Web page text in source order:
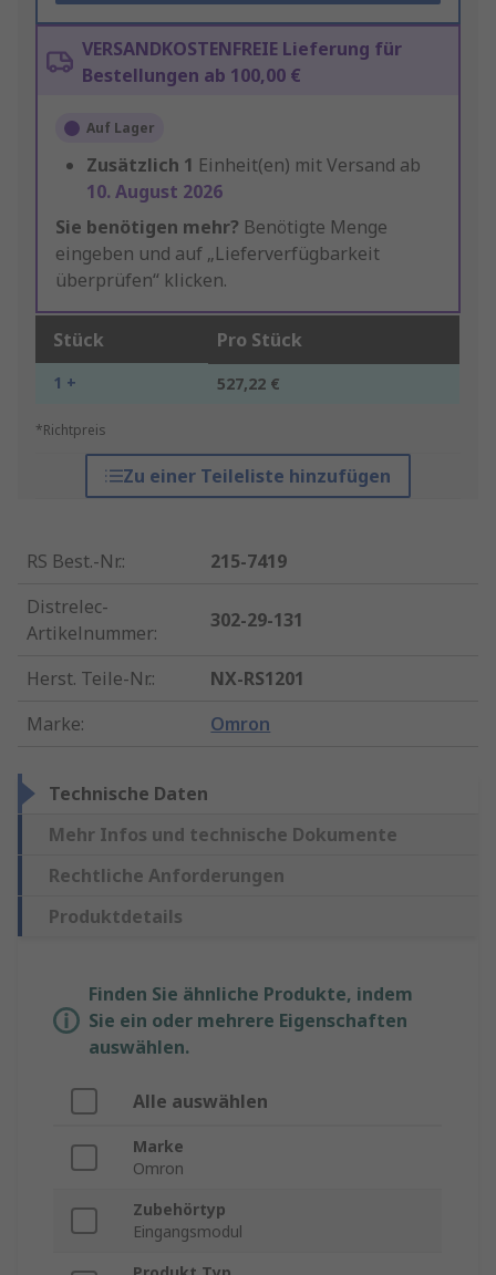
VERSANDKOSTENFREIE Lieferung für
Bestellungen ab 100,00 €
Auf Lager
Zusätzlich 1 Einheit(en) mit Versand ab
10. August 2026
Sie benötigen mehr? Benötigte Menge
eingeben und auf „Lieferverfügbarkeit
überprüfen“ klicken.
Stück Pro Stück
1 + 527,22 €
*Richtpreis
Zu einer Teileliste hinzufügen
RS Best.-Nr.:
215-7419
Distrelec-
Artikelnummer:
302-29-131
Herst. Teile-Nr.:
NX-RS1201
Marke: Omron
Technische Daten
Mehr Infos und technische Dokumente
Rechtliche Anforderungen
Produktdetails
Finden Sie ähnliche Produkte, indem
Sie ein oder mehrere Eigenschaften
auswählen.
Alle auswählen
Marke
Omron
Zubehörtyp
Eingangsmodul